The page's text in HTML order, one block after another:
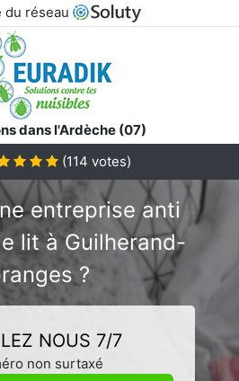
du réseau
dans l'Ardèche (07)
(114 votes)
entreprise anti
lit à Guilherand-
?
NOUS 7/7
non surtaxé